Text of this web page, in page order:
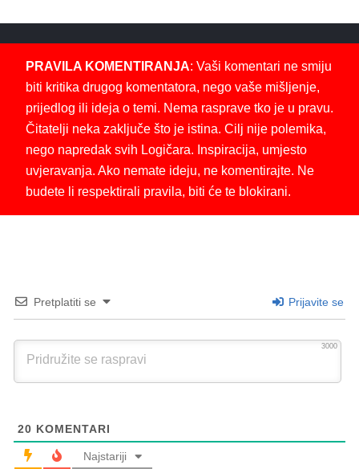
PRAVILA KOMENTIRANJA: Vaši komentari ne smiju
biti kritika drugog komentatora, nego vaše mišljenje,
prijedlog ili ideja o temi. Nema rasprave tko je u pravu.
Čitatelji neka zaključe što je istina. Cilj nije polemika,
nego napredak svih Logičara. Inspiracija, umjesto
uvjeravanja. Ako nemate ideju, ne komentirajte. Ne
budete li respektirali pravila, biti će te blokirani.
Pretplatiti se Prijavite se
3000
20 KOMENTARI
Najstariji